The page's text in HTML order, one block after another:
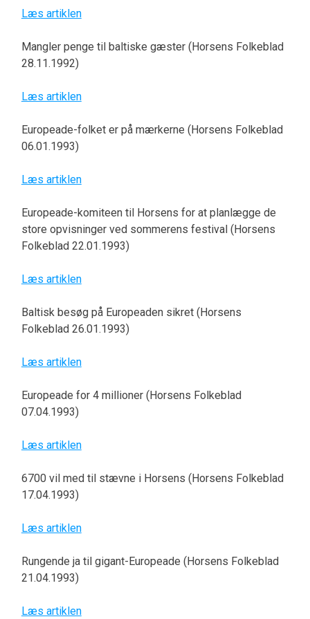
Læs artiklen
Mangler penge til baltiske gæster (Horsens Folkeblad
28.11.1992)
Læs artiklen
Europeade-folket er på mærkerne (Horsens Folkeblad
06.01.1993)
Læs artiklen
Europeade-komiteen til Horsens for at planlægge de
store opvisninger ved sommerens festival (Horsens
Folkeblad 22.01.1993)
Læs artiklen
Baltisk besøg på Europeaden sikret (Horsens
Folkeblad 26.01.1993)
Læs artiklen
Europeade for 4 millioner (Horsens Folkeblad
07.04.1993)
Læs artiklen
6700 vil med til stævne i Horsens (Horsens Folkeblad
17.04.1993)
Læs artiklen
Rungende ja til gigant-Europeade (Horsens Folkeblad
21.04.1993)
Læs artiklen